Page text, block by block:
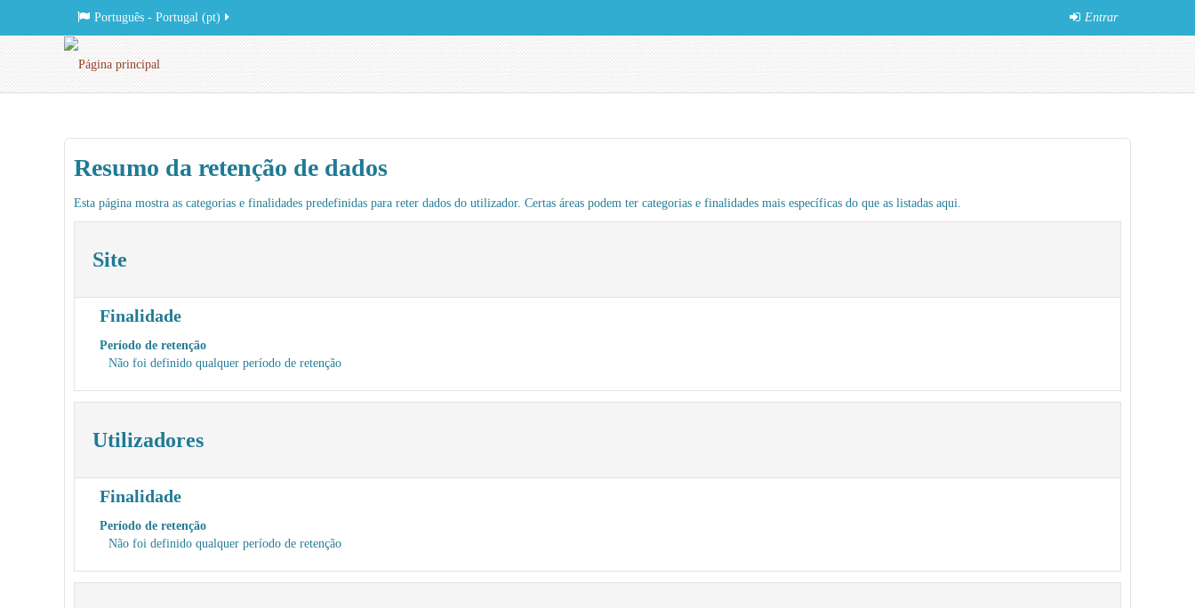
Entrar
Português - Portugal ‎(pt)‎
Resumo da retenção de dados
Esta página mostra as categorias e finalidades predefinidas para reter dados do utilizador. Certas áreas podem ter categorias e finalidades mais específicas do que as listadas aqui.
Site
Finalidade
Período de retenção
Não foi definido qualquer período de retenção
Utilizadores
Finalidade
Período de retenção
Não foi definido qualquer período de retenção